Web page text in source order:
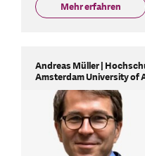
Mehr erfahren
Andreas Müller |
Amsterdam University of